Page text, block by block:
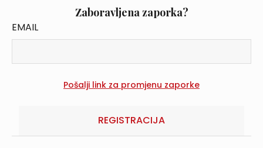
Zaboravljena zaporka?
EMAIL
REGISTRACIJA